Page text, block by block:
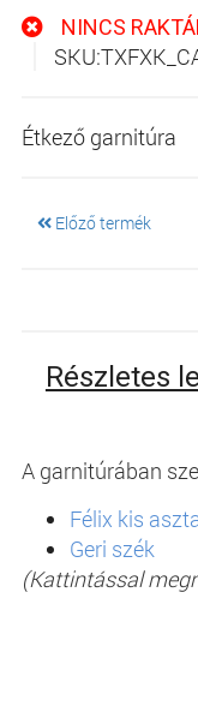
NINCS
Étkező garnitúra
Előző termék
Részletes
A garnitúrában
Félix kis
Geri szék
(Kattintással